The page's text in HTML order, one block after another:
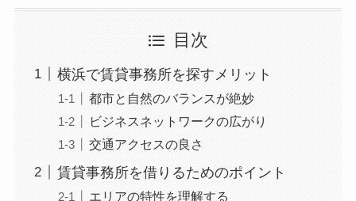
目次
横浜で賃貸事務所を探すメリット
都市と自然のバランスが絶妙
ビジネスネットワークの広がり
交通アクセスの良さ
賃貸事務所を借りるためのポイント
エリアの特性を理解する